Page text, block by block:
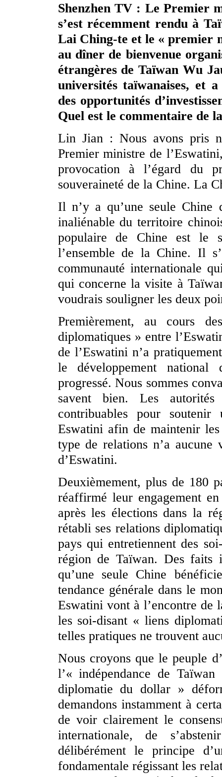
Shenzhen TV : Le Premier
s’est récemment rendu à
Lai Ching-te et le « premier
au dîner de bienvenue
étrangères de Taïwan Wu
universités taïwanaises, et
des opportunités
Quel est le commentaire de
Lin Jian : Nous avons pris
Premier ministre de
provocation à l’égard du
souveraineté de la Chine. La
Il n’y a qu’une seule Chine
inaliénable du territoire
populaire de Chine est le
l’ensemble de la Chine. Il
communauté internationale
qui concerne la visite à
voudrais souligner les deux
Premièrement, au cours
diplomatiques » entre
de l’Eswatini n’a
le développement national
progressé. Nous sommes
savent bien. Les autorités
contribuables pour soutenir
Eswatini afin de maintenir
type de relations n’a
d’Eswatini.
Deuxièmement, plus de 180
réaffirmé leur engagement
après les élections dans la
rétabli ses relations
pays qui entretiennent des
région de Taïwan. Des faits
qu’une seule Chine
tendance générale dans le
Eswatini vont à l’encontre de
les soi-disant « liens
telles pratiques ne trouvent
Nous croyons que le peuple
l’« indépendance de
diplomatie du dollar »
demandons instamment à
de voir clairement le
internationale, de
délibérément le principe
fondamentale régissant les